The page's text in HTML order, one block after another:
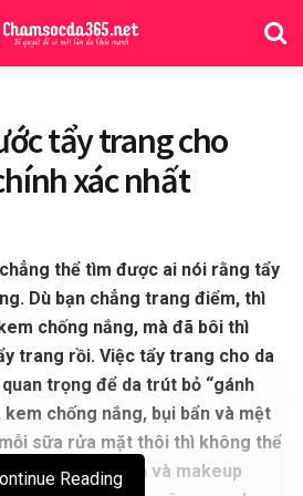
tẩy trang cho
xác nhất
thể tìm được ai nói rằng tẩy
Dù bạn chẳng trang điểm, thì
chống nắng, mà đã bôi thì
trang rồi. Việc tẩy trang cho da
trọng để da trút bỏ “gánh
chống nắng, bụi bẩn và mệt
sữa rửa mặt thôi thì không thể
Mặc dù bụi bẩn và makeup
Reading